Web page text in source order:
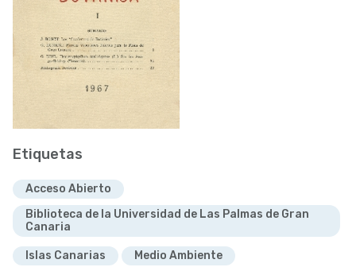
Etiquetas
Acceso Abierto
Biblioteca de la Universidad de Las Palmas de Gran
Canaria
Islas Canarias Medio Ambiente